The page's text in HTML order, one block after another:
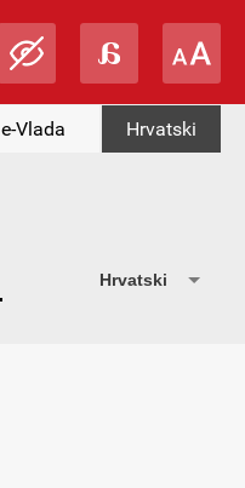
e-Vlada Hrvatski
Hrvatski